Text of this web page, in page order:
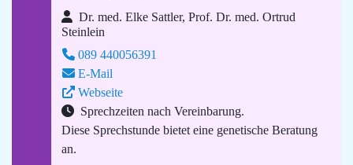
Dr. med. Elke Sattler, Prof. Dr. med. Ortrud
Steinlein
089 440056391
E-Mail
Webseite
Sprechzeiten nach Vereinbarung.
Diese Sprechstunde bietet eine genetische Beratung
an.